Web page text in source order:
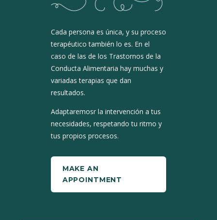
Cada persona es única, y su proceso
terapéutico también lo es. En el
caso de las de los Trastornos de la
Conducta Alimentaria hay muchas y
variadas terapias que dan
resultados.
Adaptaremosr la intervención a tus
necesidades, respetando tu ritmo y
tus propios procesos.
MAKE AN
APPOINTMENT